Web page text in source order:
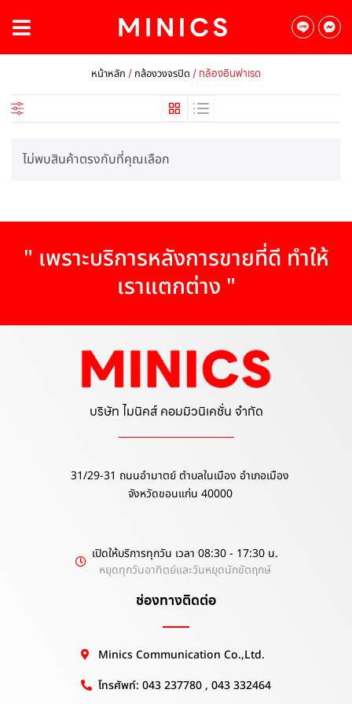
หน้าหลัก / กล้องวงจรปิด / กล้องอินฟาเรด
ไม่พบสินค้าตรงกับที่คุณเลือก
" เพราะบริการหลังการขายที่ดี ทำให้
เราแตกต่าง "
บริษัท ไมนิคส์ คอมมิวนิเคชั่น จำกัด
31/29-31 ถนนอำมาตย์ ตำบลในเมือง อำเภอเมือง
จังหวัดขอนแก่น 40000
เปิดให้บริการทุกวัน เวลา 08:30 - 17:30 น.
หยุดทุกวันอาทิตย์และวันหยุดนักขัตฤกษ์
ช่องทางติดต่อ
Minics Communication Co.,Ltd.
โทรศัพท์: 043 237780 , 043 332464